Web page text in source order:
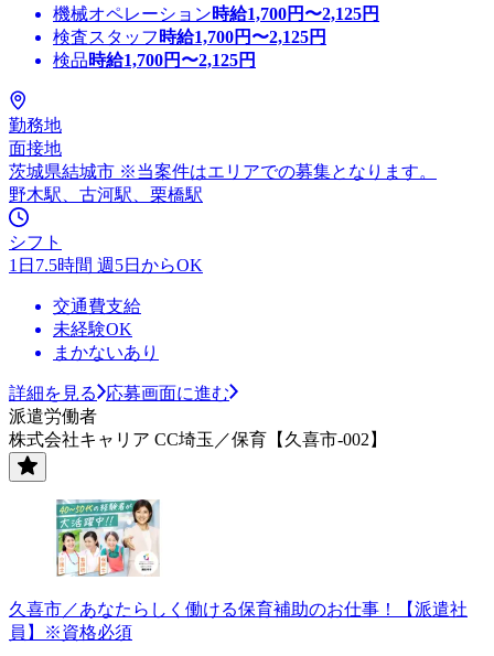
機械オペレーション時給1,700円〜2,125円
検査スタッフ 時給1,700円〜2,125円
検品時給1,700円〜2,125円
勤務地
面接地
茨城県結城市 ※当案件はエリアでの募集となります。
野木駅、古河駅、栗橋駅
シフト
1日7.5時間 週5日からOK
交通費支給
未経験OK
まかないあり
詳細を見る
応募画面に進む
派遣労働者
株式会社キャリア CC埼玉／保育【久喜市-002】
久喜市／あなたらしく働ける保育補助のお仕事！【派遣社
員】※資格必須